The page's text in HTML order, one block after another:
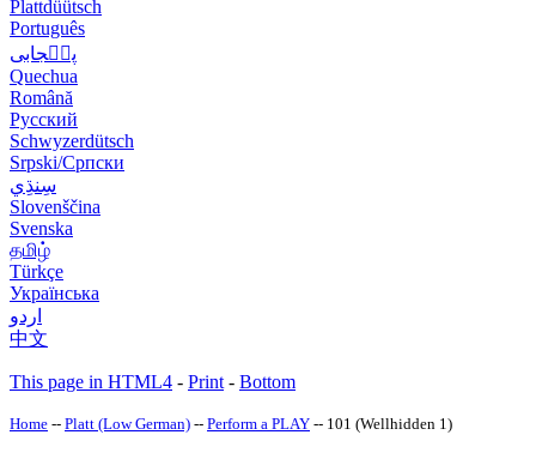
Plattdüütsch
Português
پن٘جابی
Quechua
Română
Русский
Schwyzerdütsch
Srpski/Српски
Slovenščina
Svenska
தமிழ்
Türkçe
Українська
اردو
中文
This page in HTML4 - Print - Bottom
Home -- Platt (Low German) -- Perform a PLAY -- 101 (Wellhidden 1)